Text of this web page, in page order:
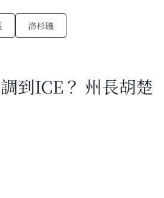
洛杉磯
到ICE？ 州長胡楚